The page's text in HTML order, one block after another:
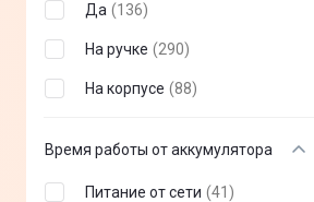
Да (136)
На ручке (290)
На корпусе (88)
Время работы от аккумулятора
Питание от сети (41 )